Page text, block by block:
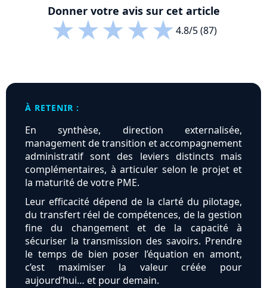
Donner votre avis sur cet article
★★★★★4.8/5 (87)
À RETENIR :
En synthèse, direction externalisée,
management de transition et accompagnement
administratif sont des leviers distincts mais
complémentaires, à articuler selon le projet et
la maturité de votre PME.
Leur efficacité dépend de la clarté du pilotage,
du transfert réel de compétences, de la gestion
fine du changement et de la capacité à
sécuriser la transmission des savoirs. Prendre
le temps de bien poser l’équation en amont,
c’est maximiser la valeur créée pour
aujourd’hui… et pour demain.